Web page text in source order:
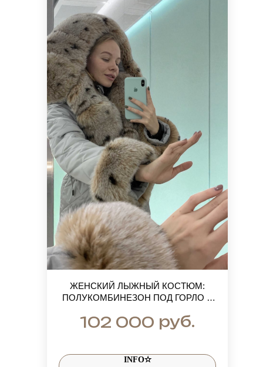
ЖЕНСКИЙ ЛЫЖНЫЙ КОСТЮМ:
ПОЛУКОМБИНЕЗОН ПОД ГОРЛО И
ПОД РЫСЬ
102 000 руб.
INFO✫